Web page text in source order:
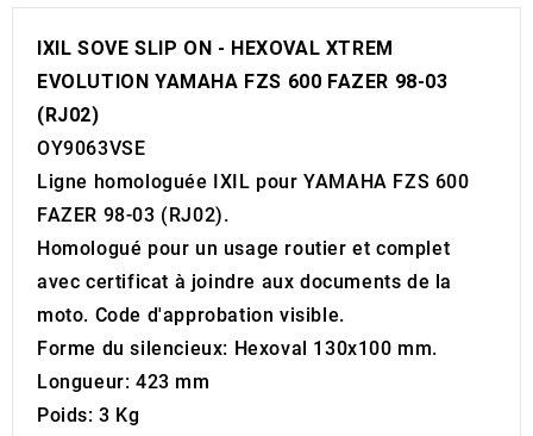
IXIL SOVE SLIP ON - HEXOVAL XTREM
EVOLUTION YAMAHA FZS 600 FAZER 98-03
(RJ02)
OY9063VSE
Ligne homologuée IXIL pour YAMAHA FZS 600
FAZER 98-03 (RJ02).
Homologué pour un usage routier et complet
avec certificat à joindre aux documents de la
moto. Code d'approbation visible.
Forme du silencieux: Hexoval 130x100 mm.
Longueur: 423 mm
Poids: 3 Kg